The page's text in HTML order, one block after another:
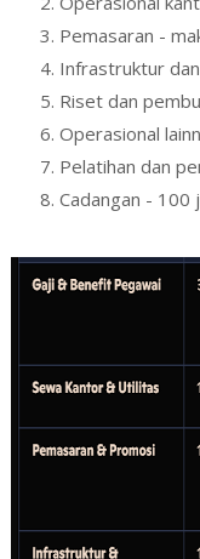
Pemasaran -
Infrastruktur
Riset dan
Operasional
Pelatihan dan
Cadangan - 100